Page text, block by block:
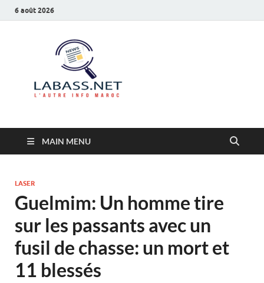
6 août 2026
MAIN MENU
LASER
Guelmim: Un homme tire
sur les passants avec un
fusil de chasse: un mort et
11 blessés